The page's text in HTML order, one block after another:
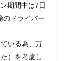
期間中は7日
のドライバー
いる為、万
）を考慮し